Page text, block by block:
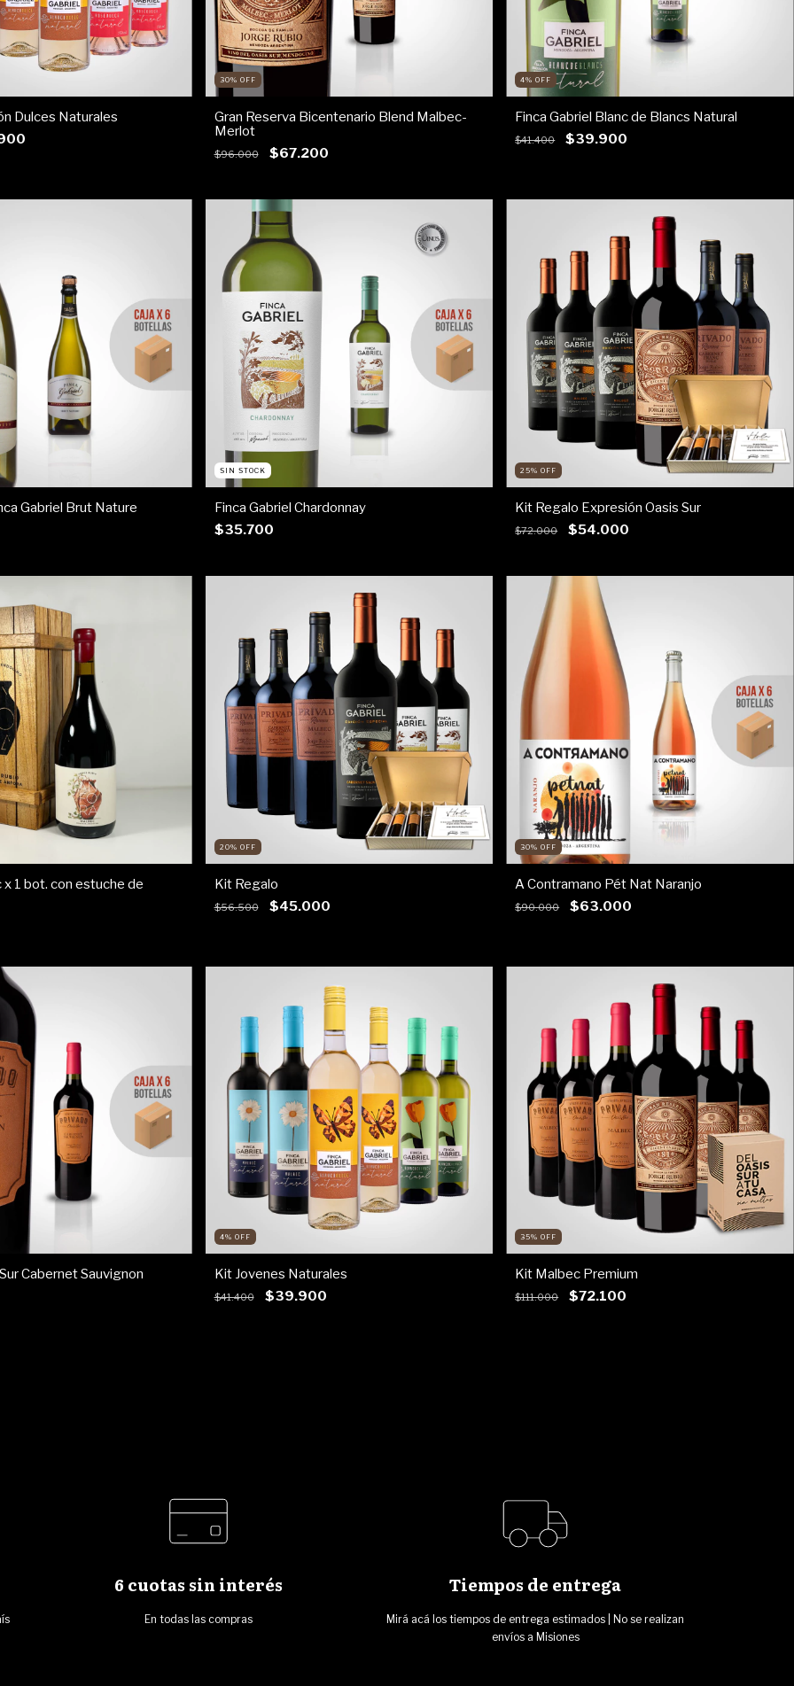
Dulces Naturales
30% OFF
Gran Reserva Bicentenario Blend Malbec-
Merlot
$96.000 $67.200
4%OFF
Finca Gabriel Blanc de Blancs Natural
$41.400 $39.900
Gabriel Brut Nature
SIN STOCK
Finca Gabriel Chardonnay
$35.700
25%OFF
Kit Regalo Expresión Oasis Sur
$72.000 $54.000
1 bot. con estuche de
20% OFF
Kit Regalo
$56.500 $45.000
30%OFF
A Contramano Pét Nat Naranjo
$90.000 $63.000
Cabernet Sauvignon
4% OFF
Kit Jovenes Naturales
$41.400 $39.900
35%OFF
Kit Malbec Premium
$111.000 $72.100
6 cuotas sin interés
En todas las compras
Tiempos de entrega
Mirá acá los tiempos de entrega estimados | No se realizan
envíos a Misiones